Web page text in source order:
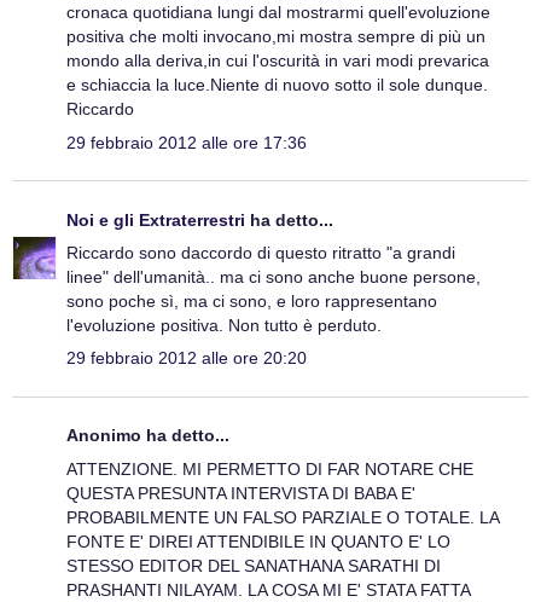
cronaca quotidiana lungi dal mostrarmi quell'evoluzione
positiva che molti invocano,mi mostra sempre di più un
mondo alla deriva,in cui l'oscurità in vari modi prevarica
e schiaccia la luce.Niente di nuovo sotto il sole dunque.
Riccardo
29 febbraio 2012 alle ore 17:36
Noi e gli Extraterrestri ha detto...
Riccardo sono daccordo di questo ritratto "a grandi
linee" dell'umanità.. ma ci sono anche buone persone,
sono poche sì, ma ci sono, e loro rappresentano
l'evoluzione positiva. Non tutto è perduto.
29 febbraio 2012 alle ore 20:20
Anonimo ha detto...
ATTENZIONE. MI PERMETTO DI FAR NOTARE CHE
QUESTA PRESUNTA INTERVISTA DI BABA E'
PROBABILMENTE UN FALSO PARZIALE O TOTALE. LA
FONTE E' DIREI ATTENDIBILE IN QUANTO E' LO
STESSO EDITOR DEL SANATHANA SARATHI DI
PRASHANTI NILAYAM. LA COSA MI E' STATA FATTA